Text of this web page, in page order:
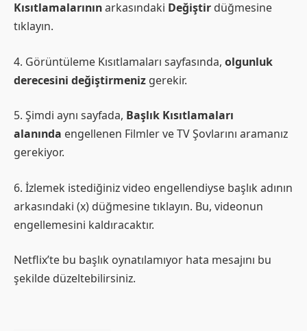
Kısıtlamalarınınarkasındaki Değiştir düğmesine
tıklayın.
4. Görüntüleme Kısıtlamaları sayfasında, olgunluk
derecesini değiştirmeniz gerekir.
5. Şimdi aynı sayfada, Başlık Kısıtlamaları
alanında engellenen Filmler ve TV Şovlarını aramanız
gerekiyor.
6. İzlemek istediğiniz video engellendiyse başlık adının
arkasındaki (x) düğmesine tıklayın. Bu, videonun
engellemesini kaldıracaktır.
Netflix’te bu başlık oynatılamıyor hata mesajını bu
şekilde düzeltebilirsiniz.